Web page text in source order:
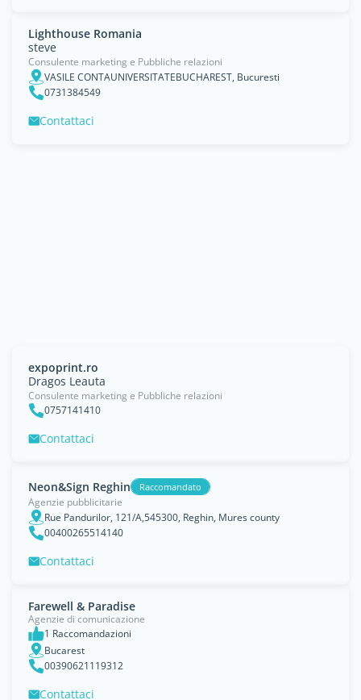
Lighthouse Romania
steve
Consulente marketing e Pubbliche relazioni
VASILE CONTAUNIVERSITATEBUCHAREST, Bucuresti
0731384549
Contattaci
expoprint.ro
Dragos Leauta
Consulente marketing e Pubbliche relazioni
0757141410
Contattaci
Neon&Sign Reghin Raccomandato
Agenzie pubblicitarie
Rue Pandurilor, 121/A,545300, Reghin, Mures county
00400265514140
Contattaci
Farewell & Paradise
Agenzie di comunicazione
1 Raccomandazioni
Bucarest
00390621119312
Contattaci